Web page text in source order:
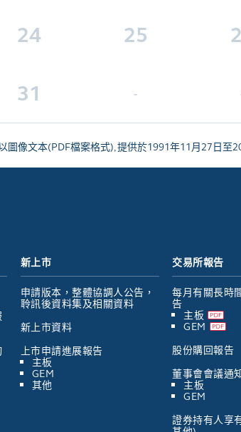
24 25
31 -
圖像文本(PDF檔案格式), 提供於1991年11月27日至
新上市
申請版本，整體協調人公告，
聆訊後資料集及相關資料
新上市資料
上市申請進展報告
主板
GEM
其他
交易所報告
每月有關長時
告
主板
GEM
股份購回報告
董事會會議通
主板
GEM
證券持有人享